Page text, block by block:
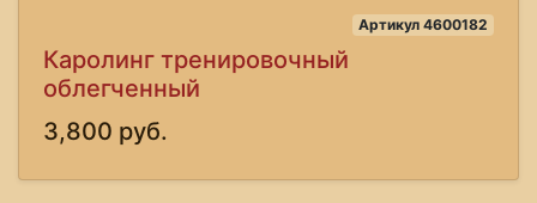
Артикул 4600182
Каролинг тренировочный
облегченный
3,800 руб.